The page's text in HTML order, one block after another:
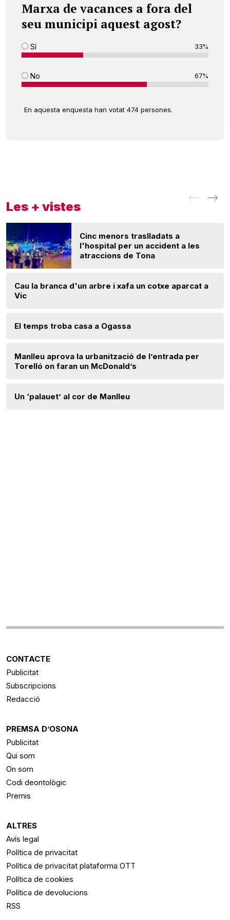
Marxa de vacances a fora del
seu municipi aquest agost?
Sí 33%
No 67%
En aquesta enquesta han votat 474 persones.
Les + vistes
Cinc menors traslladats a
l'hospital per un accident a les
atraccions de Tona
Cau la branca d'un arbre i xafa un cotxe aparcat a
Vic
El temps troba casa a Ogassa
Manlleu aprova la urbanització de l’entrada per
Torelló on faran un McDonald’s
Un ‘palauet’ al cor de Manlleu
CONTACTE
Publicitat
Subscripcions
Redacció
PREMSA D’OSONA
Publicitat
Qui som
On som
Codi deontològic
Premis
ALTRES
Avís legal
Política de privacitat
Política de privacitat plataforma OTT
Política de cookies
Política de devolucions
RSS